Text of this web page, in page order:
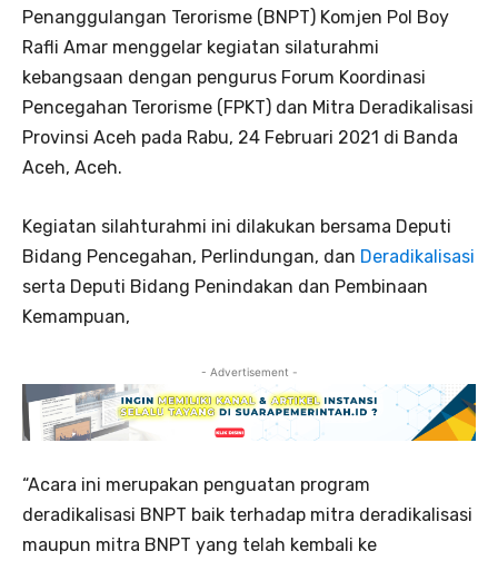
Penanggulangan Terorisme (BNPT) Komjen Pol Boy
Rafli Amar menggelar kegiatan silaturahmi
kebangsaan dengan pengurus Forum Koordinasi
Pencegahan Terorisme (FPKT) dan Mitra Deradikalisasi
Provinsi Aceh pada Rabu, 24 Februari 2021 di Banda
Aceh, Aceh.
Kegiatan silahturahmi ini dilakukan bersama Deputi
Bidang Pencegahan, Perlindungan, dan Deradikalisasi
serta Deputi Bidang Penindakan dan Pembinaan
Kemampuan,
- Advertisement -
“Acara ini merupakan penguatan program
deradikalisasi BNPT baik terhadap mitra deradikalisasi
maupun mitra BNPT yang telah kembali ke